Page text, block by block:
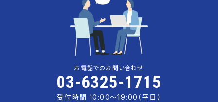
お電話でのお問い合わせ
03-6325-1715
受付時間 10:00〜19:00（平日）